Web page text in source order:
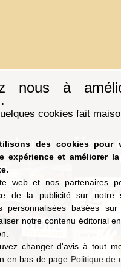
nous à
cookies fait
des cookies pour
expérience et améliorer
web et nos partenaires
de la publicité sur notre
personnalisées basées sur
notre contenu éditorial
changer d'avis à tout
en bas de page Politique de
Vente